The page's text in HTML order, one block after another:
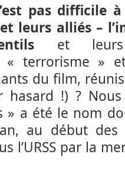
pas difficile
leurs alliés –
et leurs
« terrorisme »
du film,
hasard !) ?
» a été le nom
au début
l’URSS par la